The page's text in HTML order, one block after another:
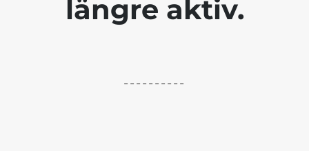
längre aktiv.
----------